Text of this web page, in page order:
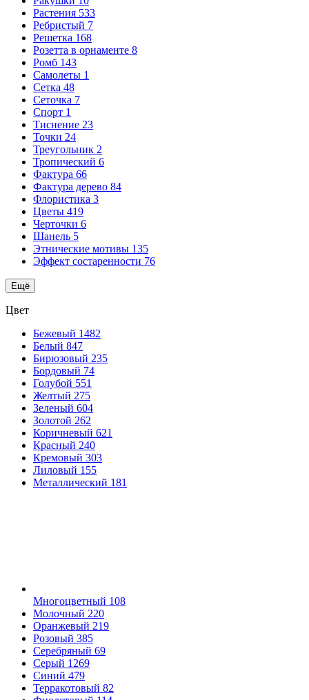
Растения 533
Ребристый 7
Решетка 168
Розетта в орнаменте 8
Ромб 143
Самолеты 1
Сетка 48
Сеточка 7
Спорт 1
Тиснение 23
Точки 24
Треугольник 2
Тропический 6
Фактура 66
Фактура дерево 84
Флористика 3
Цветы 419
Черточки 6
Шанель 5
Этнические мотивы 135
Эффект состаренности 76
Ещё
Цвет
Бежевый 1482
Белый 847
Бирюзовый 235
Бордовый 74
Голубой 551
Желтый 275
Зеленый 604
Золотой 262
Коричневый 621
Красный 240
Кремовый 303
Лиловый 155
Металлический 181
Многоцветный 108
Молочный 220
Оранжевый 219
Розовый 385
Серебряный 69
Серый 1269
Синий 479
Терракотовый 82